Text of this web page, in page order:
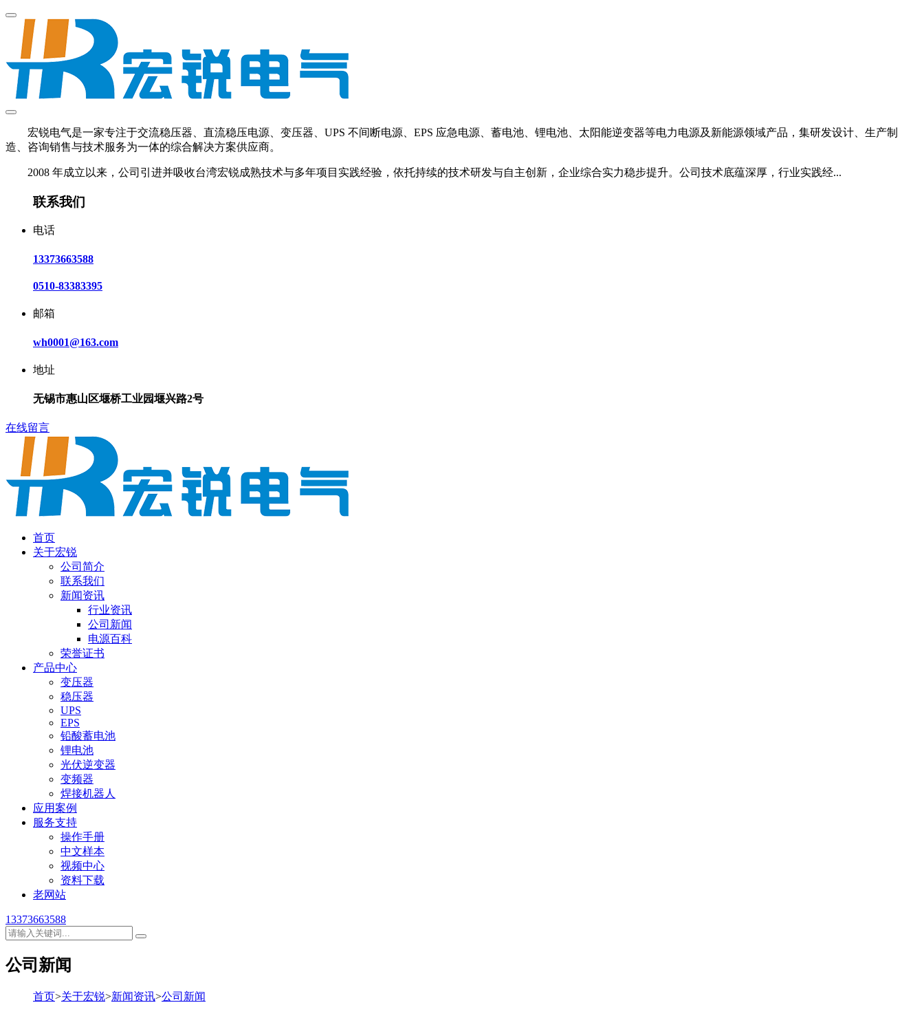
宏锐电气是一家专注于交流稳压器、直流稳压电源、变压器、UPS 不间断电源、EPS 应急电源、蓄电池、锂电池、太阳能逆变器等电力电源及新能源领域产品，集研发设计、生产制
造、咨询销售与技术服务为一体的综合解决方案供应商。
2008 年成立以来，公司引进并吸收台湾宏锐成熟技术与多年项目实践经验，依托持续的技术研发与自主创新，企业综合实力稳步提升。公司技术底蕴深厚，行业实践经...
联系我们
电话
13373663588
0510-83383395
邮箱
wh0001@163.com
地址
无锡市惠山区堰桥工业园堰兴路2号
在线留言
首页
关于宏锐
公司简介
联系我们
新闻资讯
行业资讯
公司新闻
电源百科
荣誉证书
产品中心
变压器
稳压器
UPS
EPS
铅酸蓄电池
锂电池
光伏逆变器
变频器
焊接机器人
应用案例
服务支持
操作手册
中文样本
视频中心
资料下载
老网站
13373663588
公司新闻
首页>关于宏锐>新闻资讯>公司新闻